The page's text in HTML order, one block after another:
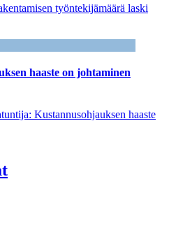
työntekijämäärä laski
haaste on johtaminen
Kustannusohjauksen haaste